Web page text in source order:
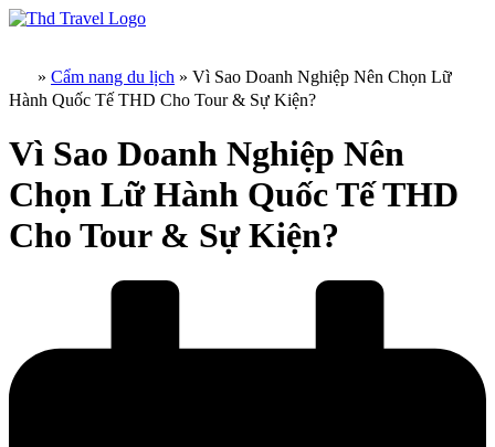
Chuyển
dung» Cẩm nang du lịch » Vì Sao Doanh Nghiệp Nên Chọn Lữ
Hành Quốc Tế THD Cho Tour & Sự Kiện?
Vì Sao Doanh Nghiệp Nên
Chọn Lữ Hành Quốc Tế THD
Cho Tour & Sự Kiện?